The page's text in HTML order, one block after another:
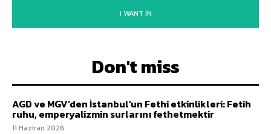
I WANT IN
Don't miss
AGD ve MGV’den İstanbul’un Fethi etkinlikleri: Fetih
ruhu, emperyalizmin surlarını fethetmektir
11 Haziran 2026